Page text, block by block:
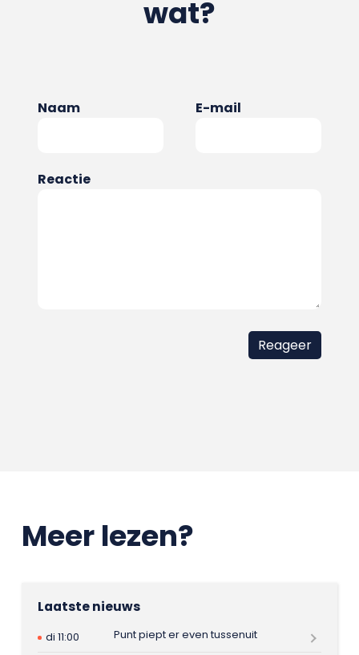
wat?
Naam E-mail
Reactie
Meer lezen?
Laatste nieuws
di 11:00
Punt piept er even tussenuit